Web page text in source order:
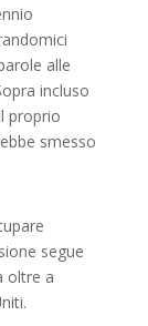
alle
incluso
proprio
smesso
segue
oltre a